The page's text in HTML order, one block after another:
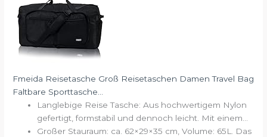
Fmeida Reisetasche Groß Reisetaschen Damen Travel Bag
Faltbare Sporttasche...
Langlebige Reise Tasche: Aus hochwertigem Nylon
gefertigt, formstabil und dennoch leicht. Mit einem...
Großer Stauraum: ca. 62×29×35 cm, Volume: 65L. Das